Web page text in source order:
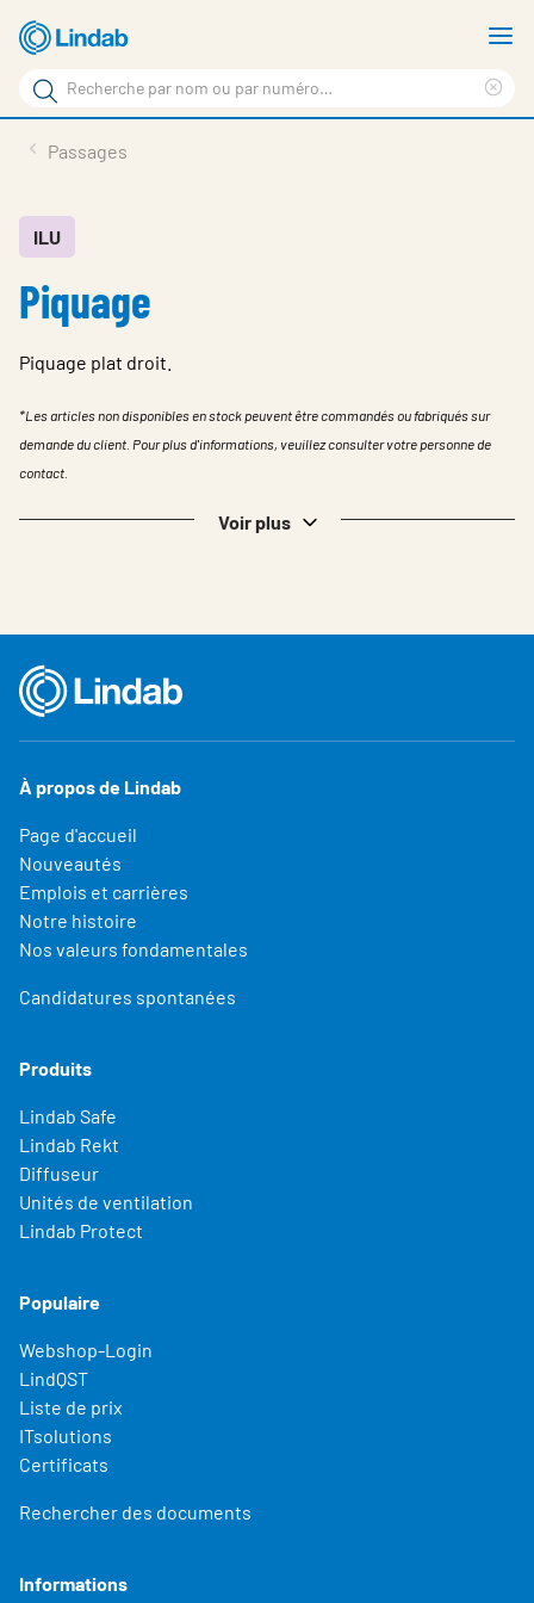
Aller
au
contenu
principal
Rechercher
Rechercher
sur
site
En vedette
À propos de Lindab
Identification
Passages
ILU
Piquage
Piquage plat droit.
*Les articles non disponibles en stock peuvent être commandés ou fabriqués sur
demande du client. Pour plus d'informations, veuillez consulter votre personne de
contact.
Voir plus
À propos de Lindab
Page d'accueil
Nouveautés
Emplois et carrières
Notre histoire
Nos valeurs fondamentales
Candidatures spontanées
Produits
Lindab Safe
Lindab Rekt
Diffuseur
Unités de ventilation
Lindab Protect
Populaire
Webshop-Login
LindQST
Liste de prix
ITsolutions
Certificats
Rechercher des documents
Informations